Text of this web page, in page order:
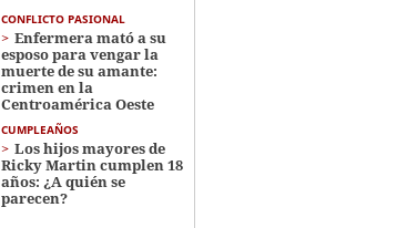
CONFLICTO PASIONAL
Enfermera mató a su
esposo para vengar la
muerte de su amante:
crimen en la
Centroamérica Oeste
CUMPLEAÑOS
Los hijos mayores de
Ricky Martin cumplen 18
años: ¿A quién se
parecen?